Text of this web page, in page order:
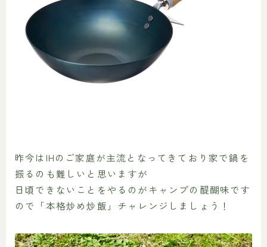
昨今はIHのご家庭が主流となってきており家で鍋を
振るのも難しいと思いますが
日頃できないことをやるのがキャンプの醍醐味です
ので「本格炒め炒飯」チャレンジしましょう！